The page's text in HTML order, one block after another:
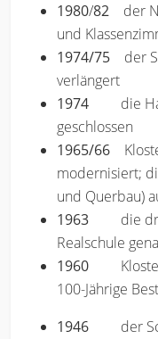
1980/82 der
und
1974/75 der
verlängert
1974 die
geschlossen
1965/66
modernisiert;
und Querbau)
1963 die
Realschule
1960
100-Jährige
1946 der